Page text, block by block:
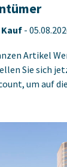
Kauf-
Artikel
Sie sich
um auf